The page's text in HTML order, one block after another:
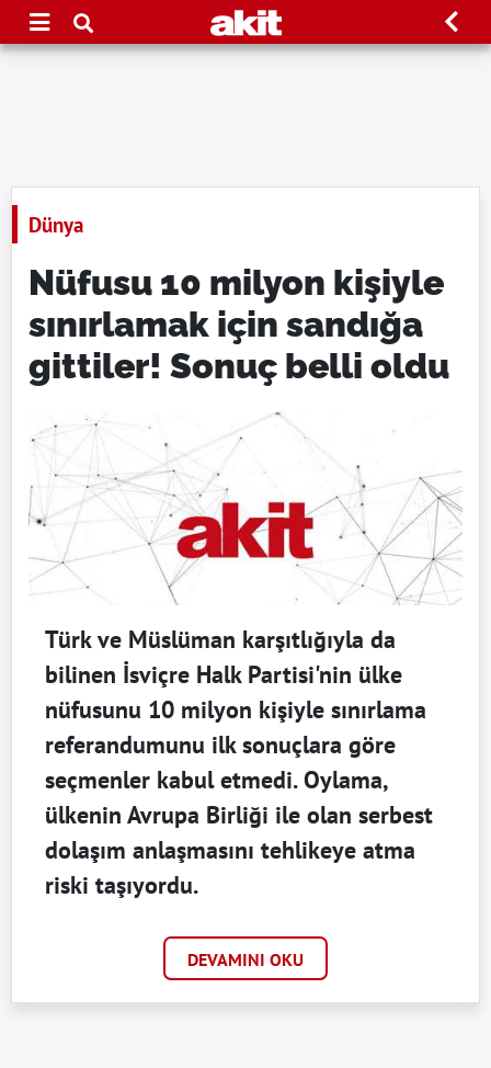
Dünya
Nüfusu 10 milyon kişiyle
sınırlamak için sandığa
gittiler! Sonuç belli oldu
Türk ve Müslüman karşıtlığıyla da
bilinen İsviçre Halk Partisi'nin ülke
nüfusunu 10 milyon kişiyle sınırlama
referandumunu ilk sonuçlara göre
seçmenler kabul etmedi. Oylama,
ülkenin Avrupa Birliği ile olan serbest
dolaşım anlaşmasını tehlikeye atma
riski taşıyordu.
DEVAMINI OKU